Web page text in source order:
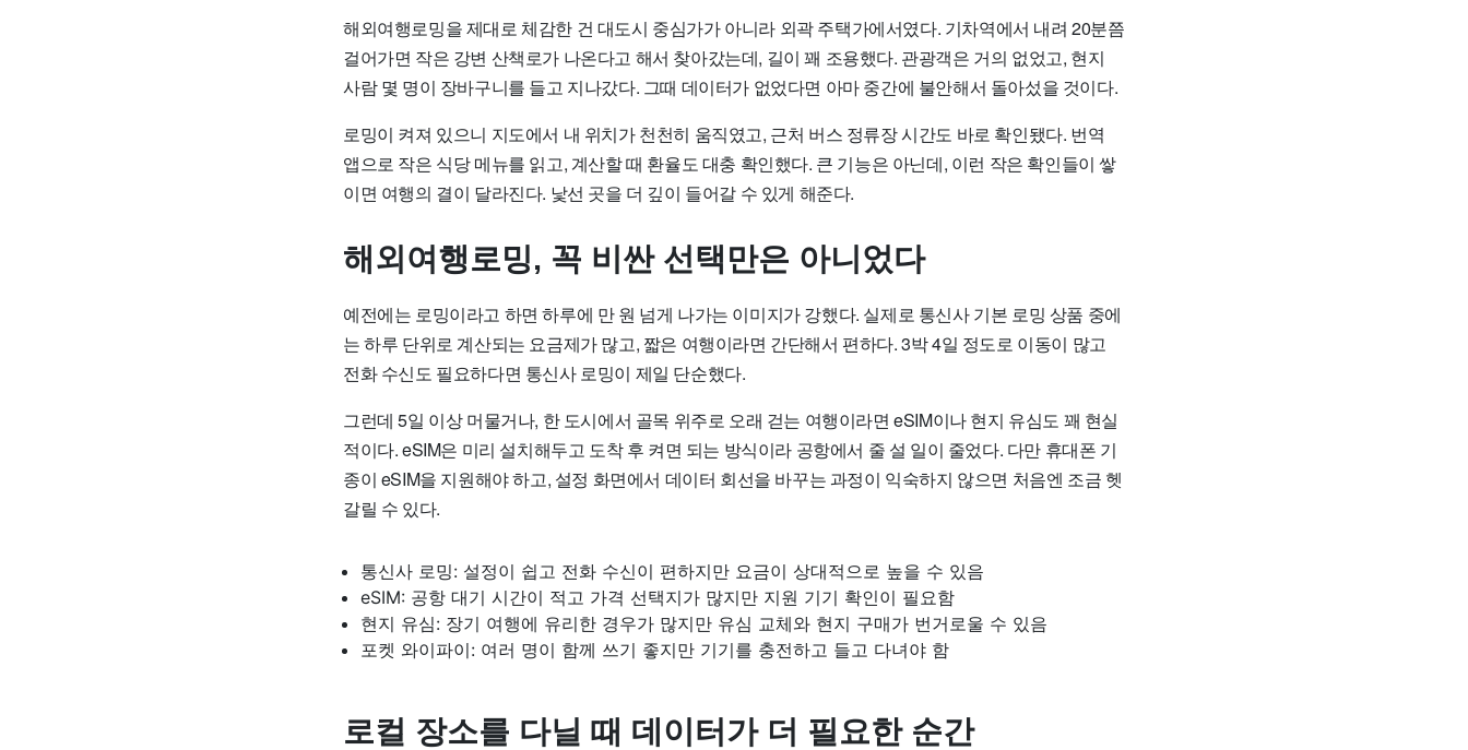
해외여행로밍을 제대로 체감한 건 대도시 중심가가 아니라 외곽 주택가에서였다. 기차역에서 내려 20분쯤
걸어가면 작은 강변 산책로가 나온다고 해서 찾아갔는데, 길이 꽤 조용했다. 관광객은 거의 없었고, 현지
사람 몇 명이 장바구니를 들고 지나갔다. 그때 데이터가 없었다면 아마 중간에 불안해서 돌아섰을 것이다.
로밍이 켜져 있으니 지도에서 내 위치가 천천히 움직였고, 근처 버스 정류장 시간도 바로 확인됐다. 번역
앱으로 작은 식당 메뉴를 읽고, 계산할 때 환율도 대충 확인했다. 큰 기능은 아닌데, 이런 작은 확인들이 쌓
이면 여행의 결이 달라진다. 낯선 곳을 더 깊이 들어갈 수 있게 해준다.
해외여행로밍, 꼭 비싼 선택만은 아니었다
예전에는 로밍이라고 하면 하루에 만 원 넘게 나가는 이미지가 강했다. 실제로 통신사 기본 로밍 상품 중에
는 하루 단위로 계산되는 요금제가 많고, 짧은 여행이라면 간단해서 편하다. 3박 4일 정도로 이동이 많고
전화 수신도 필요하다면 통신사 로밍이 제일 단순했다.
그런데 5일 이상 머물거나, 한 도시에서 골목 위주로 오래 걷는 여행이라면 eSIM이나 현지 유심도 꽤 현실
적이다. eSIM은 미리 설치해두고 도착 후 켜면 되는 방식이라 공항에서 줄 설 일이 줄었다. 다만 휴대폰 기
종이 eSIM을 지원해야 하고, 설정 화면에서 데이터 회선을 바꾸는 과정이 익숙하지 않으면 처음엔 조금 헷
갈릴 수 있다.
통신사 로밍: 설정이 쉽고 전화 수신이 편하지만 요금이 상대적으로 높을 수 있음
eSIM: 공항 대기 시간이 적고 가격 선택지가 많지만 지원 기기 확인이 필요함
현지 유심: 장기 여행에 유리한 경우가 많지만 유심 교체와 현지 구매가 번거로울 수 있음
포켓 와이파이: 여러 명이 함께 쓰기 좋지만 기기를 충전하고 들고 다녀야 함
로컬 장소를 다닐 때 데이터가 더 필요한 순간